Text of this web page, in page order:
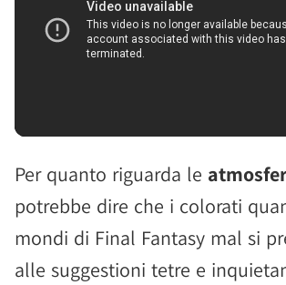
Per quanto riguarda le
potrebbe dire che i colorati
mondi di Final Fantasy mal si
alle suggestioni tetre e